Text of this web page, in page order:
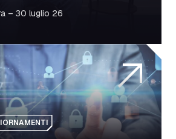
– 30 luglio 26
La sicurezza al primo